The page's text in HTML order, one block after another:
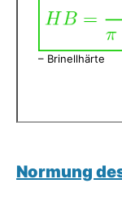
– Brinellhärte
Normung